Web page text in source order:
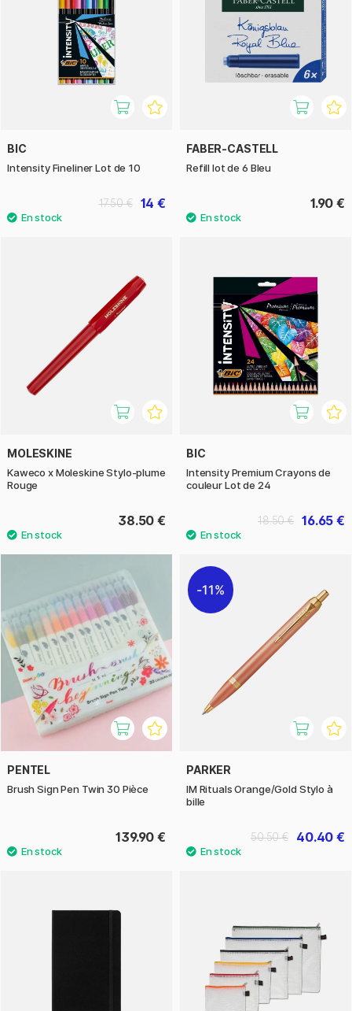
BIC
Intensity Fineliner Lot de 10
14 €
17.50 €
FABER-CASTELL
Refill lot de 6 Bleu
1.90 €
MOLESKINE
Kaweco x Moleskine Stylo-plume
Rouge
38.50 €
BIC
Intensity Premium Crayons de
couleur Lot de 24
16.65 €
18.50 €
PENTEL
Brush Sign Pen Twin 30 Pièce
139.90 €
11%
PARKER
IM Rituals Orange/Gold Stylo à
bille
40.40 €
50.50 €